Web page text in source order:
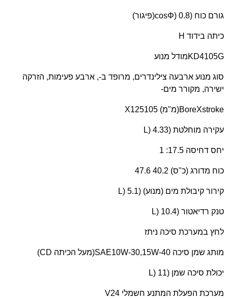
גורם כוח (cosΦ) 0.8(פיגור)
כיתה בידוד H
KD4105Gמודל מנוע
סוג מנוע ארבעה צילינדרים, מרופד ב-, ארבע פעימות, הזרקה
ישירה, מקורר מים-
BoreXstroke(מ"מ) 105 X125
עקירה מוחלטת (L) 4.33
יחס דחיסה 17.5: 1
כוח מדורג (כ"ס) 40.2 47.6
קירור קיבולת מים (מנוע) (L) 5.1
טנק רדיאטור (L) 10.4
לחץ במערכת סיכה ניתז
מותג שמן סיכה SAE10W-30,15W-40(מעל הכיתה CD
)
יכולת סיכה שמן (L) 11
מערכת הפעלת המתנע חשמלי 24 V